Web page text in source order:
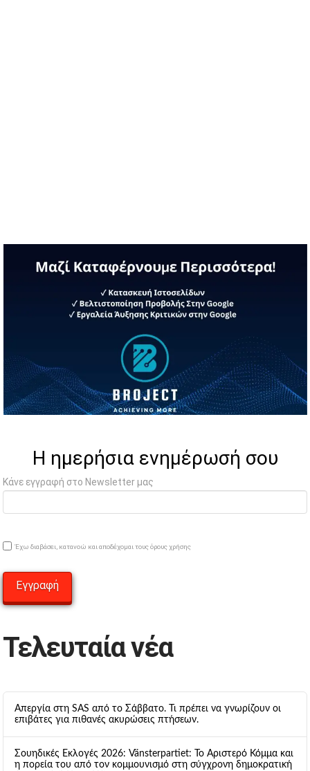
Η ημερήσια ενημέρωσή σου
Κάνε εγγραφή στο Newsletter μας
Έχω διαβάσει, κατανοώ και αποδέχομαι τους όρους χρήσης
Τελευταία νέα
Απεργία στη SAS από το Σάββατο. Τι πρέπει να γνωρίζουν οι
επιβάτες για πιθανές ακυρώσεις πτήσεων.
Σουηδικές Εκλογές 2026: Vänsterpartiet: Το Αριστερό Κόμμα και
η πορεία του από τον κομμουνισμό στη σύγχρονη δημοκρατική